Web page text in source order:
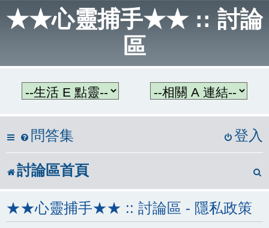
★★心靈捕手★★ :: 討論
區
問答集 登入
討論區首頁
★★心靈捕手★★ :: 討論區 - 隱私政策